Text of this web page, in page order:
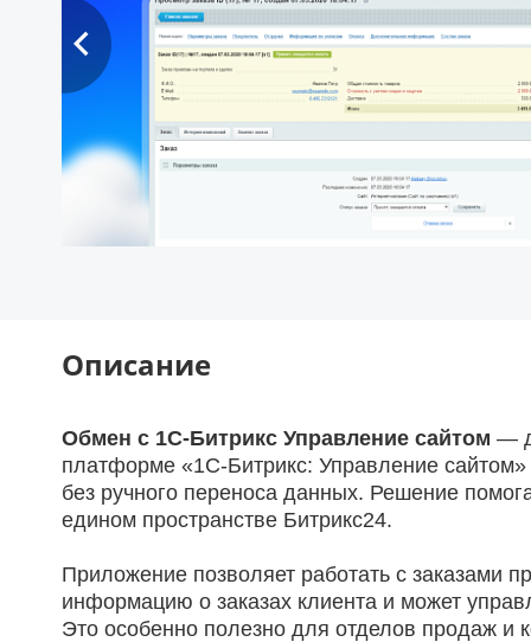
Описание
Обмен с 1С-Битрикс Управление сайтом —
платформе «1С-Битрикс: Управление
без ручного переноса данных. Решение
едином пространстве Битрикс24.
Приложение позволяет работать с заказами
информацию о заказах клиента и может
Это особенно полезно для отделов продаж